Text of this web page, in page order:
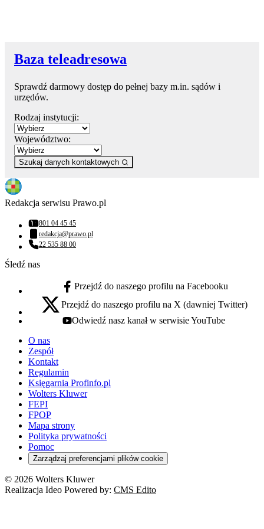
Baza teleadresowa
Sprawdź darmowy dostęp do pełnej bazy m.in. sądów i
urzędów.
Rodzaj instytucji:
Województwo:
Szukaj danych kontaktowych
Redakcja serwisu Prawo.pl
Numer telefonu:
801 04 45 45
Adres email:
redakcja@prawo.pl
Numer telefonu:
22 535 88 00
Śledź nas
facebook - otwiera się w nowej karcie
Przejdź do naszego profilu na Facebooku
x - otwiera się w nowej karcie
Przejdź do naszego profilu na X (dawniej Twitter)
youtube - otwiera się w nowej karcie
Odwiedź nasz kanał w serwisie YouTube
O nas
Zespół
Kontakt
Regulamin
Księgarnia Profinfo.pl
Wolters Kluwer
FEPI
FPOP
Mapa strony
Polityka prywatności
Pomoc
Zarządzaj preferencjami plików cookie
© 2026 Wolters Kluwer
Realizacja Ideo Powered by: CMS Edito